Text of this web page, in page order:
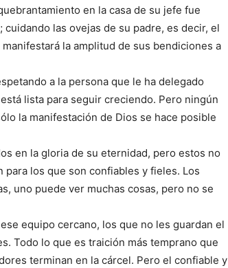
en la casa de su jefe fue
las ovejas de su padre, es decir, el
la amplitud de sus bendiciones a
a la persona que le ha delegado
lista para seguir creciendo. Pero ningún
la manifestación de Dios se hace posible
en la gloria de su eternidad, pero estos no
los que son confiables y fieles. Los
uno puede ver muchas cosas, pero no se
equipo cercano, los que no les guardan el
Todo lo que es traición más temprano que
terminan en la cárcel. Pero el confiable y